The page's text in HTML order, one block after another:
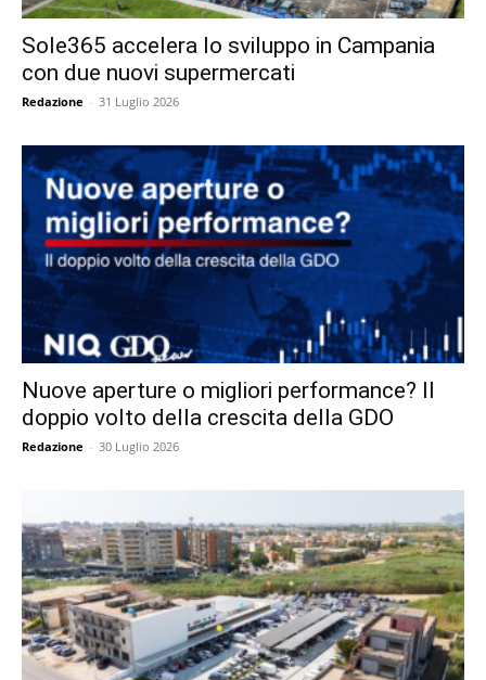
Sole365 accelera lo sviluppo in Campania
con due nuovi supermercati
Redazione - 31 Luglio 2026
Nuove aperture o migliori performance? Il
doppio volto della crescita della GDO
Redazione - 30 Luglio 2026